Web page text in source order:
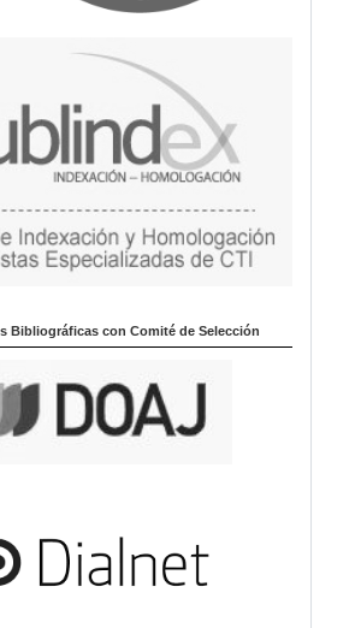
Bibliográficas con Comité de Selección